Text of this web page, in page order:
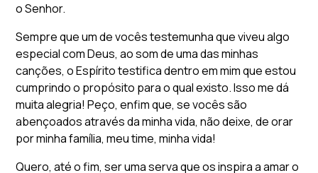
o Senhor.
Sempre que um de vocês testemunha que viveu algo
especial com Deus, ao som de uma das minhas
canções, o Espírito testifica dentro em mim que estou
cumprindo o propósito para o qual existo. Isso me dá
muita alegria! Peço, enfim que, se vocês são
abençoados através da minha vida, não deixe, de orar
por minha família, meu time, minha vida!
Quero, até o fim, ser uma serva que os inspira a amar o